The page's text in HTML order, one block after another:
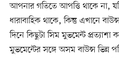
আপনার গতিতে আপত্তি থাকে না,
ধারাবাহিক থাকে, কিন্তু এখানে
দিনে কিছুটা সিম মুভমেন্ট প্রত্যাশা
মুভমেন্টের সঙ্গে অসম বাউন্স ভিন্ন